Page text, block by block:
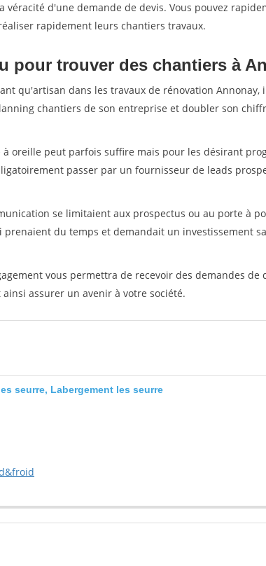
véracité d'une demande de devis. Vous pouvez
rapidement leurs chantiers travaux.
pour trouver des chantiers à
qu'artisan dans les travaux de rénovation Annonay,
chantiers de son entreprise et doubler son
oreille peut parfois suffire mais pour les désirant
passer par un fournisseur de leads
se limitaient aux prospectus ou au porte à
prenaient du temps et demandait un investissement
vous permettra de recevoir des demandes de
assurer un avenir à votre société.
seurre, Labergement les seurre